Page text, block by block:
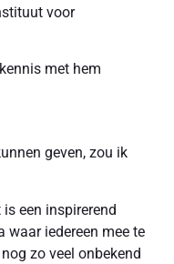
voor
met hem
geven, zou ik
een inspirerend
waar iedereen mee te
zo veel onbekend